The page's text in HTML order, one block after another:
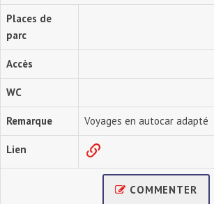
Places de
parc
Accès
WC
Remarque Voyages en autocar adapté
Lien
COMMENTER